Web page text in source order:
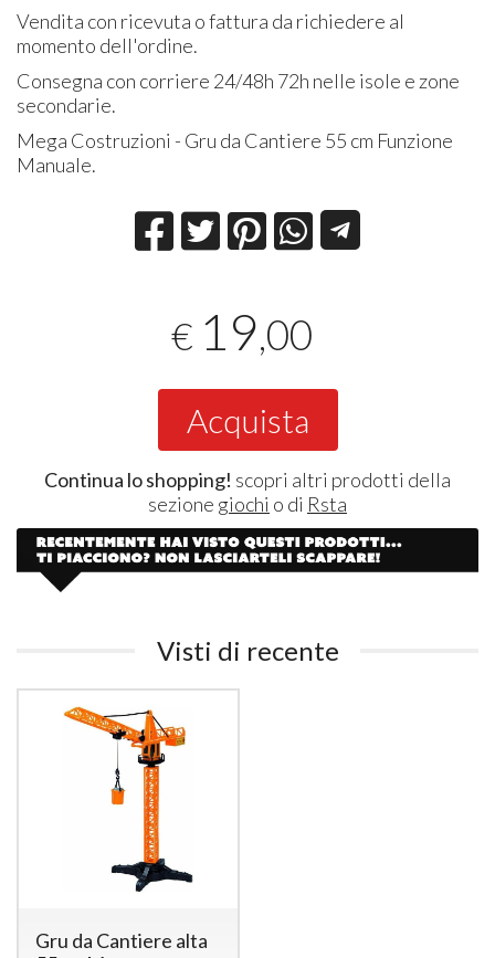
Vendita con ricevuta o fattura da richiedere al
momento dell'ordine.
Consegna con corriere 24/48h 72h nelle isole e zone
secondarie.
Mega Costruzioni - Gru da Cantiere 55 cm Funzione
Manuale.
€ 19,00
Acquista
Continua lo shopping! scopri altri prodotti della
sezione giochi o di Rsta
Visti di recente
Gru da Cantiere alta